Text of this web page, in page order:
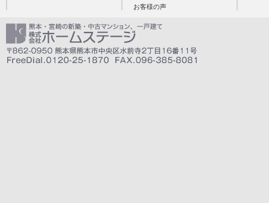
お客様の声